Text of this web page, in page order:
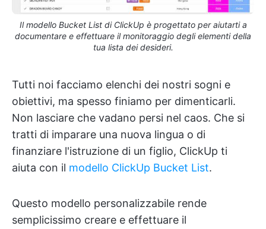
Il modello Bucket List di ClickUp è progettato per aiutarti a
documentare e effettuare il monitoraggio degli elementi della
tua lista dei desideri.
Tutti noi facciamo elenchi dei nostri sogni e
obiettivi, ma spesso finiamo per dimenticarli.
Non lasciare che vadano persi nel caos. Che si
tratti di imparare una nuova lingua o di
finanziare l'istruzione di un figlio, ClickUp ti
aiuta con il modello ClickUp Bucket List.
Questo modello personalizzabile rende
semplicissimo creare e effettuare il